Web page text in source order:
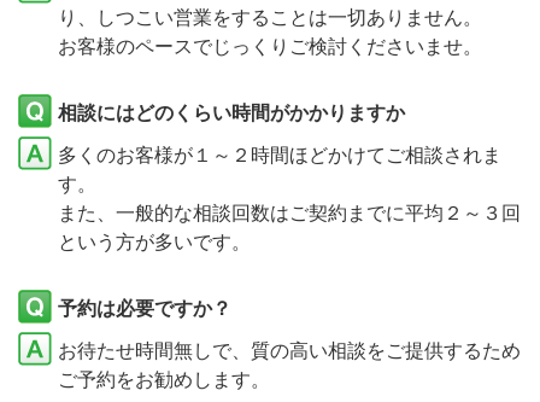
り、しつこい営業をすることは一切ありません。
お客様のペースでじっくりご検討くださいませ。
相談にはどのくらい時間がかかりますか
多くのお客様が１～２時間ほどかけてご相談されま
す。
また、一般的な相談回数はご契約までに平均２～３回
という方が多いです。
予約は必要ですか？
お待たせ時間無しで、質の高い相談をご提供するため
ご予約をお勧めします。